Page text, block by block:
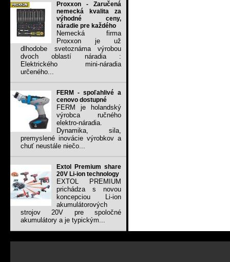
Proxxon - Zaručená
nemecká kvalita za
výhodné ceny,
náradie pre každého
Nemecká firma
Proxxon je už
dlhodobe svetoznáma výrobou
dvoch oblastí náradia :
Elektrického mini-náradia
určeného...
FERM - spoľahlivé a
cenovo dostupné
FERM je holandský
výrobca ručného
elektro-náradia.
Dynamika, sila,
premyslené inovácie výrobkov a
chuť neustále niečo...
Extol Premium share
20V Li-ion technology
EXTOL PREMIUM
prichádza s novou
koncepciou Li-ion
akumulátorových
strojov 20V pre spoločné
akumulátory a je typickým...